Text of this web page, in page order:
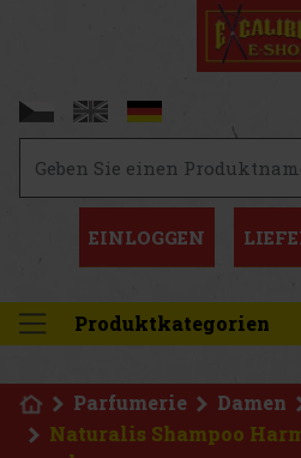
EINLOGGEN
Produktkategorien
Parfumerie Damen
Naturalis Shampoo